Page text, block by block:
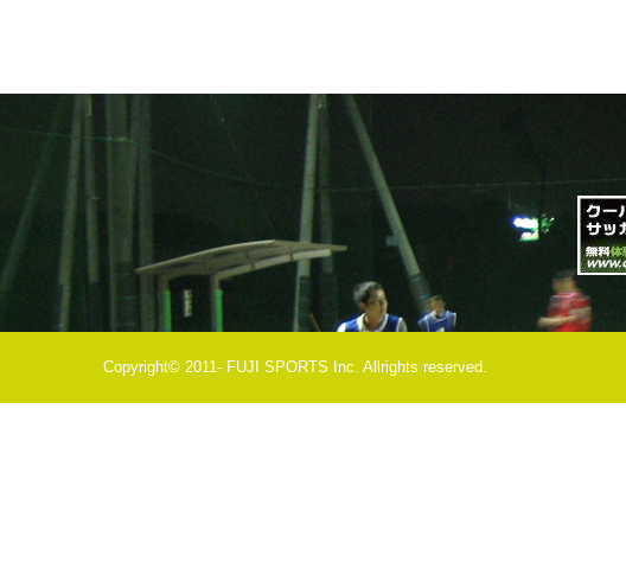
Copyright© 2011- FUJI SPORTS Inc. Allrights reserved.